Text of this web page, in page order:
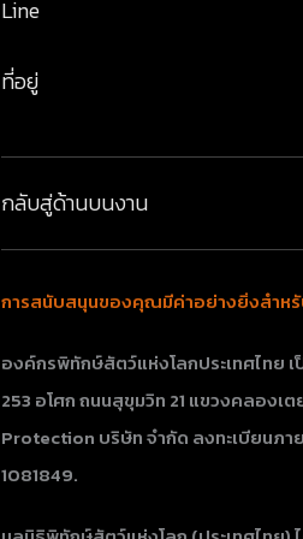
Line
ที่อยู่
กลับสู่ด้านบนงาน
การสนับสนุนของคุณมีค่าอย่างยิ่งสำหรั
องค์กรพิทักษ์สัตว์แห่งโลกประเทศไทย
253 อโศก ถนนสุขุมวิท 21 แขวงคลองเ
Protection บริษัท จำกัด ลงทะเบียนภ
1081849.